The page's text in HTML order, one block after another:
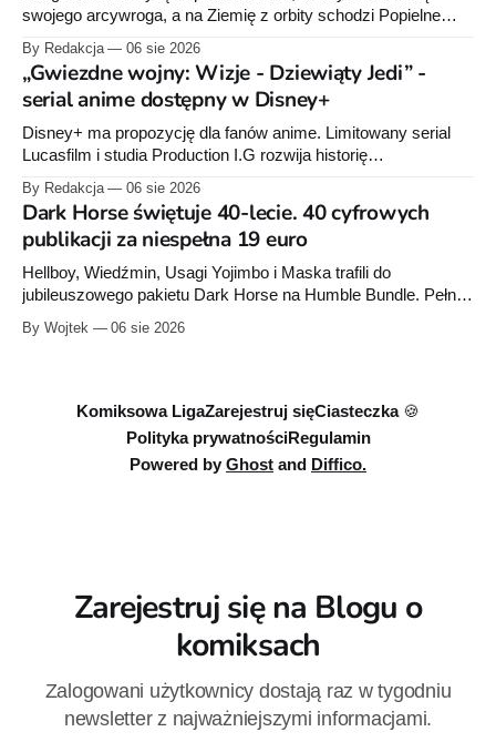
swojego arcywroga, a na Ziemię z orbity schodzi Popielne
serii Avengers autorstwa Jeda MacKaya trafia do sklepów 12
sierpnia. Rzućcie okiem na przykładowe plansze.
By Redakcja 06 sie 2026
„Gwiezdne wojny: Wizje - Dziewiąty Jedi” -
serial anime dostępny w Disney+
Disney+ ma propozycję dla fanów anime. Limitowany serial
Lucasfilm i studia Production I.G rozwija historię
oraz „Dziewiąty Jedi: Dziecko nadziei" z serii „Gwiezdne
wojny: Wizje”. Wszystkie osiem odcinków jest już dostępnych
w Disney+.
By Redakcja 06 sie 2026
Dark Horse świętuje 40-lecie. 40 cyfrowych
publikacji za niespełna 19 euro
Hellboy, Wiedźmin, Usagi Yojimbo i Maska trafili do
jubileuszowego pakietu Dark Horse na Humble Bundle. Pełny
euro. Oferta kończy się 13 sierpnia.
By Wojtek 06 sie 2026
Komiksowa LigaZarejestruj sięCiasteczka 🍪
Polityka prywatnościRegulamin
Powered by Ghost and Diffico.
Zarejestruj się na Blogu o
komiksach
Zalogowani użytkownicy dostają raz w tygodniu
newsletter z najważniejszymi informacjami.